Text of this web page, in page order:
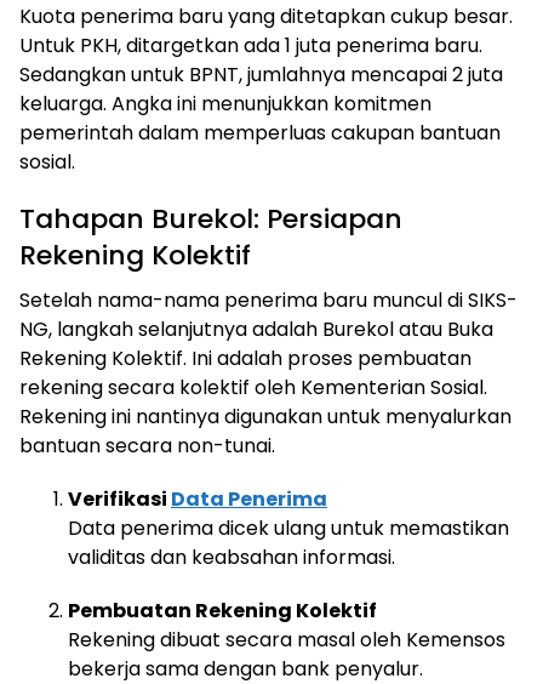
Kuota penerima baru yang ditetapkan cukup besar.
Untuk PKH, ditargetkan ada 1 juta penerima baru.
Sedangkan untuk BPNT, jumlahnya mencapai 2 juta
keluarga. Angka ini menunjukkan komitmen
pemerintah dalam memperluas cakupan bantuan
sosial.
Tahapan Burekol: Persiapan
Rekening Kolektif
Setelah nama-nama penerima baru muncul di SIKS-
NG, langkah selanjutnya adalah Burekol atau Buka
Rekening Kolektif. Ini adalah proses pembuatan
rekening secara kolektif oleh Kementerian Sosial.
Rekening ini nantinya digunakan untuk menyalurkan
bantuan secara non-tunai.
Verifikasi Data Penerima
Data penerima dicek ulang untuk memastikan
validitas dan keabsahan informasi.
Pembuatan Rekening Kolektif
Rekening dibuat secara masal oleh Kemensos
bekerja sama dengan bank penyalur.